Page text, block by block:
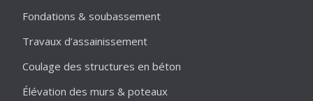
Fondations & soubassement
Travaux d’assainissement
Coulage des structures en béton
Élévation des murs & poteaux